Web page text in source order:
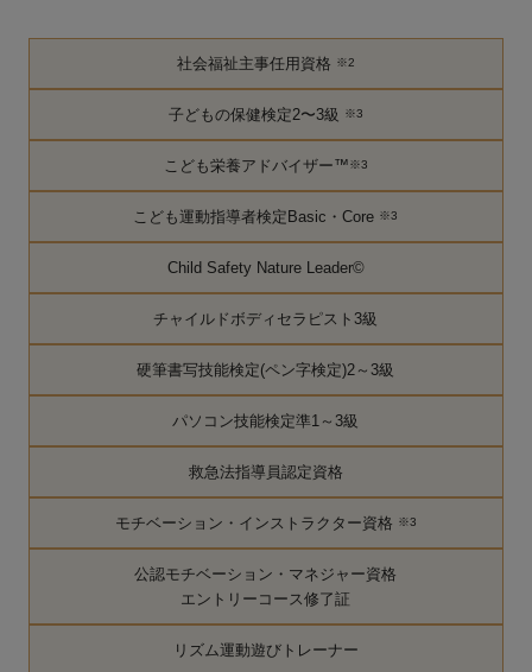
社会福祉主事任用資格 ※2
子どもの保健検定2〜3級 ※3
こども栄養アドバイザー™※3
こども運動指導者検定Basic・Core ※3
Child Safety Nature Leader©
チャイルドボディセラピスト3級
硬筆書写技能検定(ペン字検定)2～3級
パソコン技能検定準1～3級
救急法指導員認定資格
モチベーション・インストラクター資格 ※3
公認モチベーション・マネジャー資格
エントリーコース修了証
リズム運動遊びトレーナー